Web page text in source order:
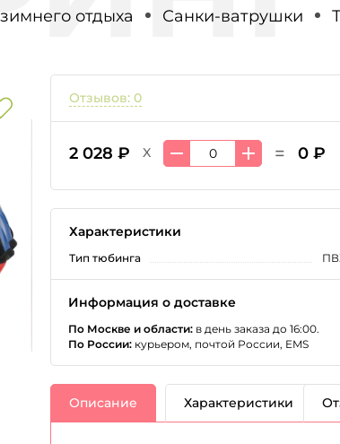
отдыха Санки-ватрушки
Отзывов: 0
2 028 ₽ X = 0 ₽
Характеристики
Тип тюбинга
Информация о доставке
По Москве и области: в день заказа до 16:00.
По России: курьером, почтой России, EMS
Описание Характеристики